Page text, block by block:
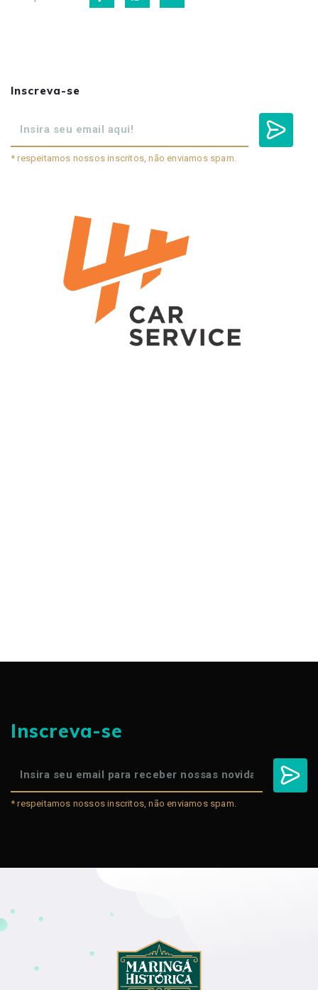
Inscreva-se
* respeitamos nossos inscritos, não enviamos spam.
Inscreva-se
* respeitamos nossos inscritos, não enviamos spam.